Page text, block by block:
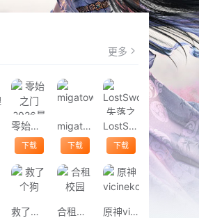
更多
零始之门2026最新版
下载
migatowemyworld1.68
下载
LostSword失落之剑
下载
救了个狗 合租校园 原神vicineko